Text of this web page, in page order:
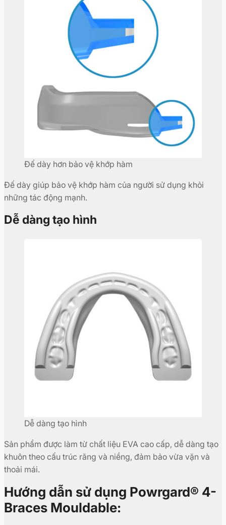
Đế dày hơn bảo vệ khớp hàm
Đế dày giúp bảo vệ khớp hàm của người sử dụng khỏi
những tác động mạnh.
Dễ dàng tạo hình
Dễ dàng tạo hình
Sản phẩm được làm từ chất liệu EVA cao cấp, dễ dàng tạo
khuôn theo cấu trúc răng và niềng, đảm bảo vừa vặn và
thoải mái.
Hướng dẫn sử dụng Powrgard® 4-
Braces Mouldable: